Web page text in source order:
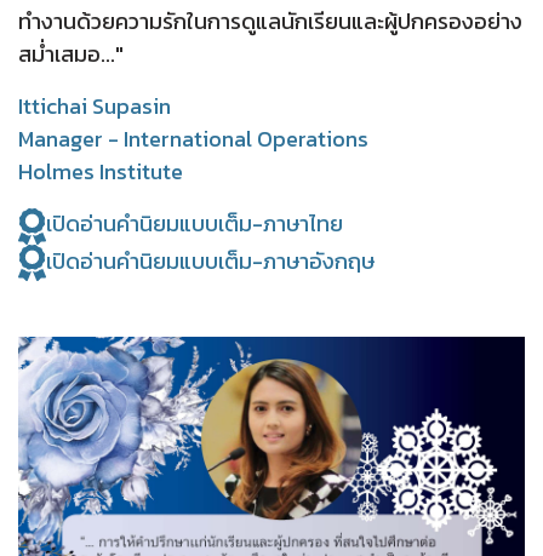
ทำงานด้วยความรักในการดูแลนักเรียนและผู้ปกครองอย่าง
สม่ำเสมอ..."
Ittichai Supasin
Manager - International Operations
Holmes Institute
เปิดอ่านคำนิยมแบบเต็ม-ภาษาไทย
เปิดอ่านคำนิยมแบบเต็ม-ภาษาอังกฤษ